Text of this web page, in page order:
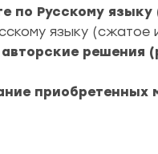
по Русскому
языку (сжатое
решения
приобретенных